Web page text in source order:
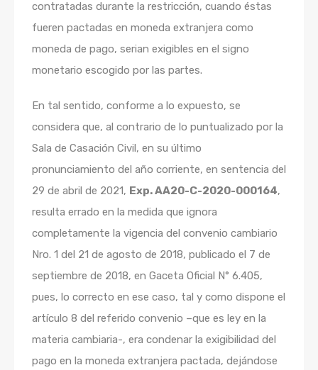
contratadas durante la restricción, cuando éstas
fueren pactadas en moneda extranjera como
moneda de pago, serian exigibles en el signo
monetario escogido por las partes.
En tal sentido, conforme a lo expuesto, se
considera que, al contrario de lo puntualizado por la
Sala de Casación Civil, en su último
pronunciamiento del año corriente, en sentencia del
29 de abril de 2021, Exp. AA20-C-2020-000164,
resulta errado en la medida que ignora
completamente la vigencia del convenio cambiario
Nro. 1 del 21 de agosto de 2018, publicado el 7 de
septiembre de 2018, en Gaceta Oficial N° 6.405,
pues, lo correcto en ese caso, tal y como dispone el
artículo 8 del referido convenio –que es ley en la
materia cambiaria-, era condenar la exigibilidad del
pago en la moneda extranjera pactada, dejándose